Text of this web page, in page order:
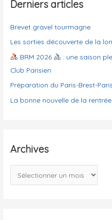
r
i
e
s
Derniers articles
Brevet gravel tourmagne
Les sorties découverte de la
BRM 2026
: une saison
Club Parisien
Préparation du Paris-Brest-
La bonne nouvelle de la rentrée
Archives
r